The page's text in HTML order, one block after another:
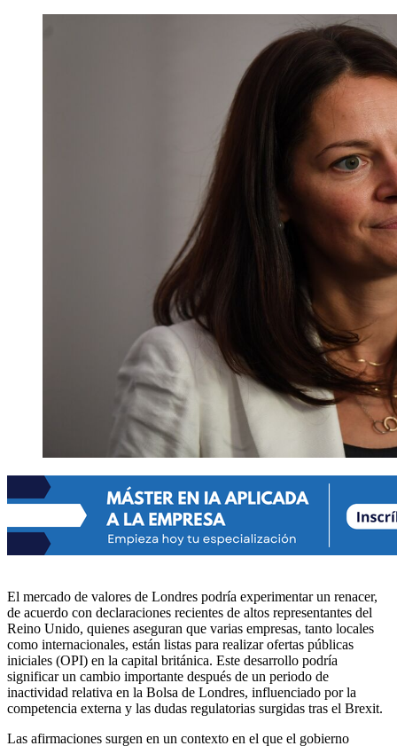
El mercado de valores de Londres podría experimentar un renacer,
de acuerdo con declaraciones recientes de altos representantes del
Reino Unido, quienes aseguran que varias empresas, tanto locales
como internacionales, están listas para realizar ofertas públicas
iniciales (OPI) en la capital británica. Este desarrollo podría
significar un cambio importante después de un periodo de
inactividad relativa en la Bolsa de Londres, influenciado por la
competencia externa y las dudas regulatorias surgidas tras el Brexit.
Las afirmaciones surgen en un contexto en el que el gobierno